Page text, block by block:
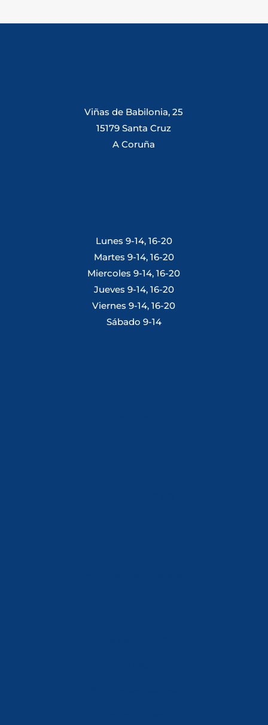
Viñas de Babilonia, 25
15179 Santa Cruz
A Coruña
Lunes 9-14, 16-20
Martes 9-14, 16-20
Miercoles 9-14, 16-20
Jueves 9-14, 16-20
Viernes 9-14, 16-20
Sábado 9-14